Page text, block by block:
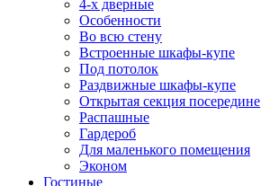
4-х дверные
Особенности
Во всю стену
Встроенные шкафы-купе
Под потолок
Раздвижные шкафы-купе
Открытая секция посередине
Распашные
Гардероб
Для маленького помещения
Эконом
Гостиные